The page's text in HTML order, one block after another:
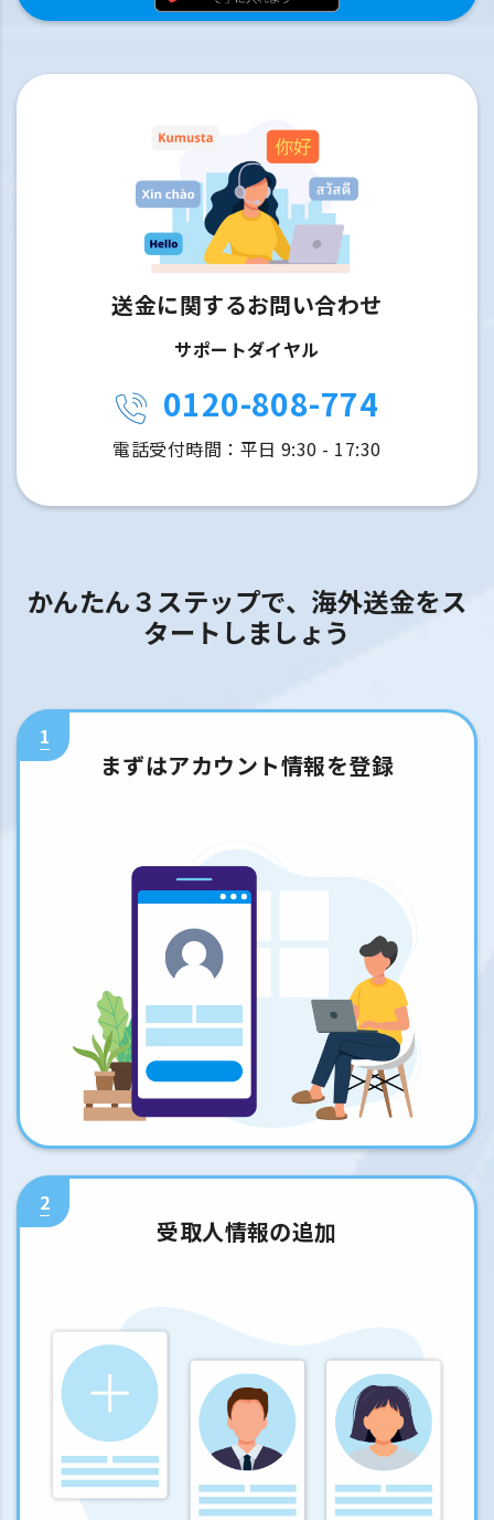
送金に関するお問い合わせ
サポートダイヤル
0120-808-774
電話受付時間：平日 9:30 - 17:30
かんたん３ステップで、海外送金をス
タートしましょう
1
まずはアカウント情報を登録
2
受取人情報の追加